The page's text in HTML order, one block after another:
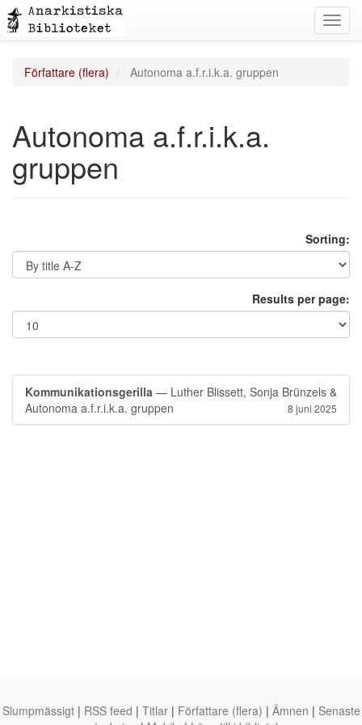
Författare (flera) Autonoma a.f.r.i.k.a. gruppen
Autonoma a.f.r.i.k.a.
gruppen
Sorting:
Results per page:
Kommunikationsgerilla — Luther Blissett, Sonja Brünzels &
Autonoma a.f.r.i.k.a. gruppen
8 juni 2025
Slumpmässigt | RSS feed | Titlar | Författare (flera) | Ämnen | Senaste